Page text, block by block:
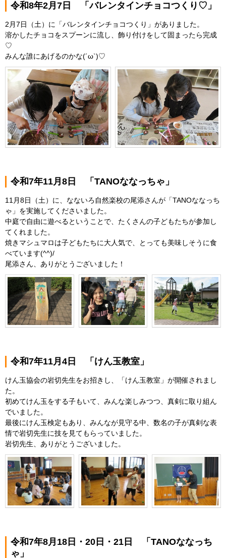
令和8年2月7日 「バレンタインチョコつくり♡」
2月7日（土）に「バレンタインチョコつくり」がありました。
溶かしたチョコをスプーンに流し、飾り付けをして固まったら完成
♡
みんな誰にあげるのかな(´ω`)♡
令和7年11月8日 「TANOななっちゃ」
11月8日（土）に、なないろ自然楽校の尾添さんが「TANOななっち
ゃ」を実施してくださいました。
中庭で自由に遊べるということで、たくさんの子どもたちが参加し
てくれました。
焼きマシュマロは子どもたちに大人気で、とっても美味しそうに食
べています(^^)/
尾添さん、ありがとうございました！
令和7年11月4日 「けん玉教室」
けん玉協会の岩切先生をお招きし、「けん玉教室」が開催されまし
た。
初めてけん玉をする子もいて、みんな楽しみつつ、真剣に取り組ん
でいました。
最後にけん玉検定もあり、みんなが見守る中、数名の子が真剣な表
情で岩切先生に技を見てもらっていました。
岩切先生、ありがとうございました。
令和7年8月18日・20日・21日 「TANOななっち
ゃ」